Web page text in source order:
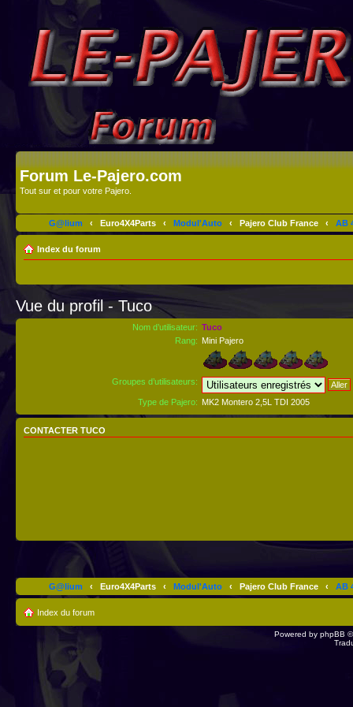
Forum Le-Pajero.com
Tout sur et pour votre Pajero.
G@lium ‹ Euro4X4Parts ‹ Modul'Auto ‹ Pajero Club France ‹ AB
Index du forum
Vue du profil - Tuco
Nom d’utilisateur: Tuco
Rang: Mini Pajero
Groupes d’utilisateurs:
Type de Pajero: MK2 Montero 2,5L TDI 2005
CONTACTER TUCO
G@lium ‹ Euro4X4Parts ‹ Modul'Auto ‹ Pajero Club France ‹ AB
Index du forum
Powered by phpBB